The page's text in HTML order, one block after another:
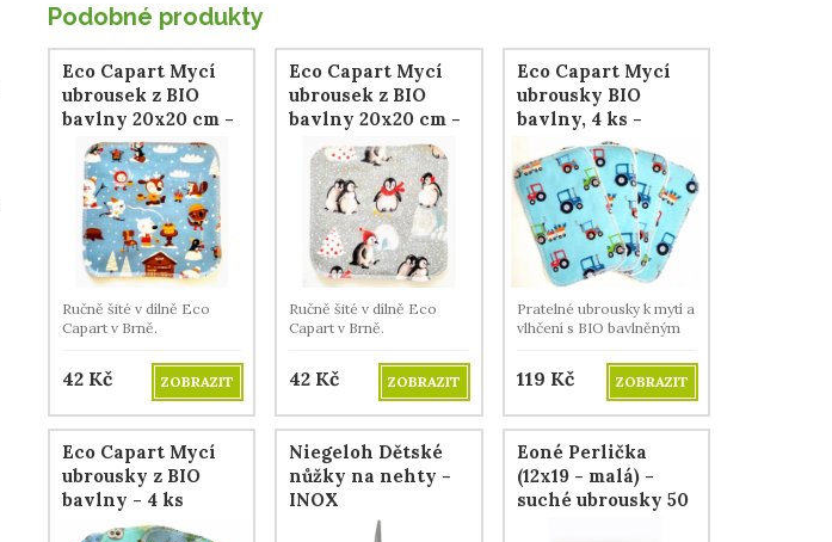
Podobné produkty
Eco Capart Mycí
ubrousek z BIO
bavlny 20x20 cm -
Hot Chocolat
Ručně šité v dílně Eco
Capart v Brně.
42 Kč ZOBRAZIT
Eco Capart Mycí
ubrousek z BIO
bavlny 20x20 cm -
Patagonia
Ručně šité v dílně Eco
Capart v Brně.
42 Kč ZOBRAZIT
Eco Capart Mycí
ubrousky BIO
bavlny, 4 ks -
Traktůrky
Pratelné ubrousky k mytí a
vlhčení s BIO bavlněným
119 Kč ZOBRAZIT
Eco Capart Mycí
ubrousky z BIO
bavlny - 4 ks
Niegeloh Dětské
nůžky na nehty -
INOX
Eoné Perlička
(12x19 - malá) -
suché ubrousky 50